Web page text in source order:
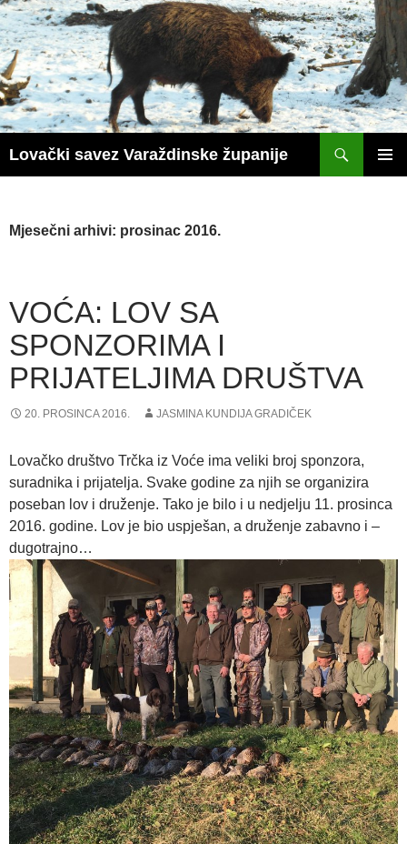
Skoči
do
sadržaja
Lovački savez Varaždinske županije
Mjesečni arhivi: prosinac 2016.
VOĆA: LOV SA
SPONZORIMA I
PRIJATELJIMA DRUŠTVA
20. PROSINCA 2016. JASMINA KUNDIJA GRADIČEK
Lovačko društvo Trčka iz Voće ima veliki broj sponzora,
suradnika i prijatelja. Svake godine za njih se organizira
poseban lov i druženje. Tako je bilo i u nedjelju 11. prosinca
2016. godine. Lov je bio uspješan, a druženje zabavno i –
dugotrajno…